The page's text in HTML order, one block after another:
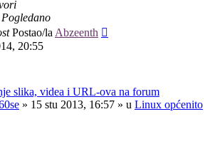
Pogledano
Postao/la Abzeenth
20:55
slika, videa i URL-ova na forum
» 15 stu 2013, 16:57 » u Linux općenito